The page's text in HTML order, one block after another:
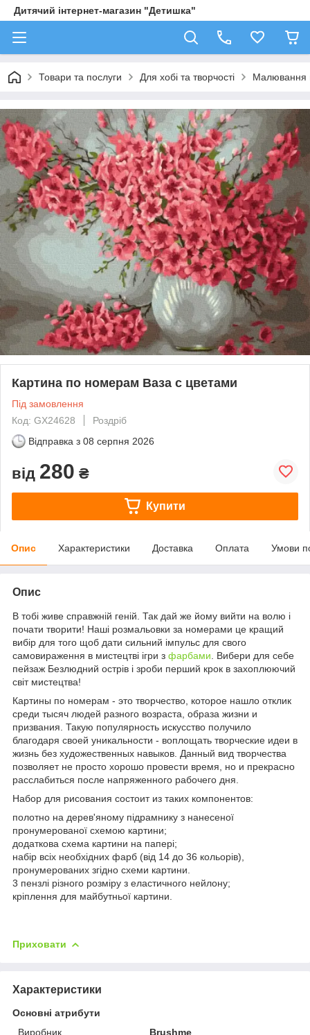
Дитячий інтернет-магазин "Детишка"
Товари та послуги Для хобі та творчості Малювання
Картина по номерам Ваза с цветами
Під замовлення
Код: GX24628
Роздріб
Відправка з 08 серпня 2026
від 280 ₴
Купити
Опис Характеристики Доставка Оплата Умови
Опис
В тобі живе справжній геній. Так дай же йому вийти на волю і
почати творити! Наші розмальовки за номерами це кращий
вибір для того щоб дати сильний імпульс для свого
самовираження в мистецтві ігри з фарбами . Вибери для себе
пейзаж Безлюдний острів і зроби перший крок в захоплюючий
світ мистецтва!
Картины по номерам - это творчество, которое нашло отклик
среди тысяч людей разного возраста, образа жизни и
призвания. Такую популярность искусство получило
благодаря своей уникальности - воплощать творческие идеи в
жизнь без художественных навыков. Данный вид творчества
позволяет не просто хорошо провести время, но и прекрасно
расслабиться после напряженного рабочего дня.
Набор для рисования состоит из таких компонентов:
полотно на дерев'яному підрамнику з нанесеної
пронумерованої схемою картини;
додаткова схема картини на папері;
набір всіх необхідних фарб (від 14 до 36 кольорів),
пронумерованих згідно схеми картини.
3 пензлі різного розміру з еластичного нейлону;
кріплення для майбутньої картини.
Приховати
Характеристики
Основні атрибути
Виробник
Brushme